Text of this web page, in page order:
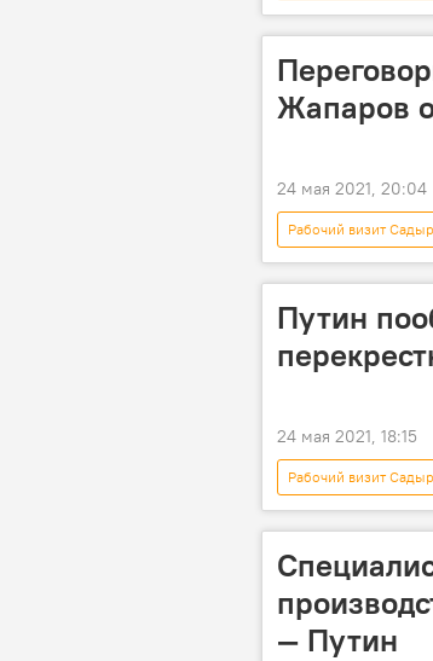
В мире
Жапаров
24 мая 2021, 20:04
Рабочий визит
В мире
Путин
24 мая 2021, 18:15
Рабочий визит
В мире
— Путин